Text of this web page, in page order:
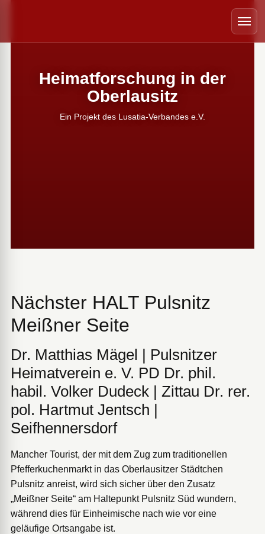
Heimatforschung in der
Oberlausitz
Ein Projekt des Lusatia-Verbandes e.V.
Nächster HALT Pulsnitz
Meißner Seite
Dr. Matthias Mägel | Pulsnitzer
Heimatverein e. V. PD Dr. phil.
habil. Volker Dudeck | Zittau Dr. rer.
pol. Hartmut Jentsch |
Seifhennersdorf
Mancher Tourist, der mit dem Zug zum traditionellen
Pfefferkuchenmarkt in das Oberlausitzer Städtchen
Pulsnitz anreist, wird sich sicher über den Zusatz
„Meißner Seite“ am Haltepunkt Pulsnitz Süd wundern,
während dies für Einheimische nach wie vor eine
geläufige Ortsangabe ist.